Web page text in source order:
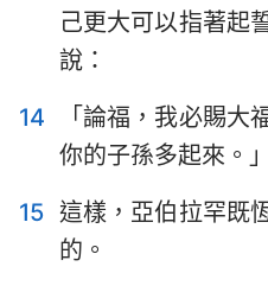
1 2 3
8
9 10
己更大可以指著起
說：
14
「論福，我必賜大
你的子孫多起來。」
15 這樣，亞伯拉罕既
的。